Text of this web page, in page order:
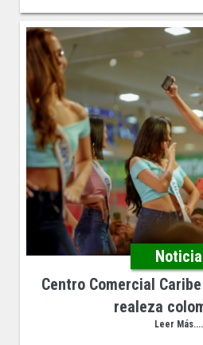
Noticia
Centro Comercial
realeza
Leer Más....